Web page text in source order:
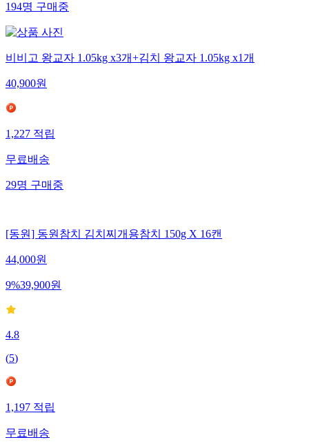
194명구매중
비비고 왕교자 1.05kg x3개+김치 왕교자 1.05kg x1개
40,900원
1,227적립
무료배송
29명구매중
[동원] 동원참치 김치찌개용참치 150g X 16캔
44,000원
9%39,900원
4.8
(5)
1,197적립
무료배송